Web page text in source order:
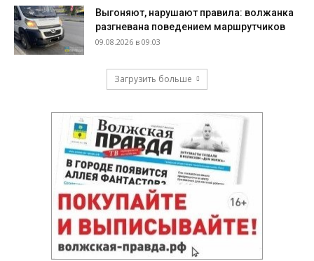
Выгоняют, нарушают правила: волжанка
разгневана поведением маршрутчиков
09.08.2026 в 09:03
Загрузить больше